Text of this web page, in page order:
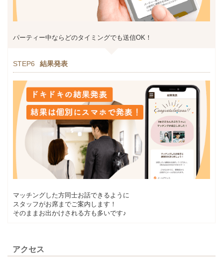
パーティー中ならどのタイミングでも送信OK！
STEP6 結果発表
マッチングした方同士お話できるように
スタッフがお席までご案内します！
そのままお出かけされる方も多いです♪
アクセス